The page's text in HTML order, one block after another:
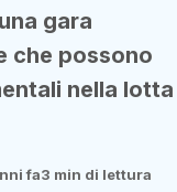
gara
che possono
nella lotta
fa3 min di lettura